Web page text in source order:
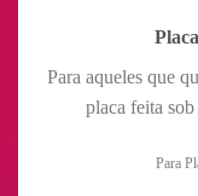
Para aqueles que
placa feita
Para